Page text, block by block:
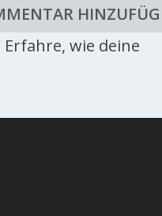
Erfahre, wie deine